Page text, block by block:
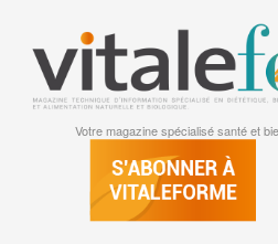
Votre magazine spécialisé santé et